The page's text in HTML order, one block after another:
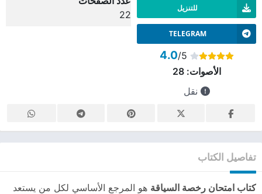
للتنزيل
TELEGRAM
4.0/5
الأصوات:28
نقل
22
تفاصيل الكتاب
كتاب امتحان رخصة السياقة هو المرجع الأساسي لكل من يستعد